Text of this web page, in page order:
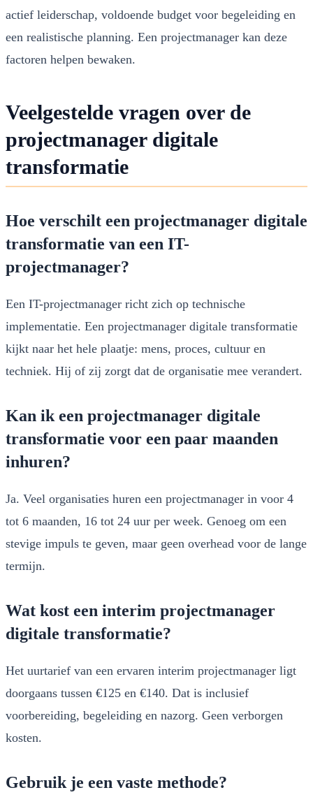
actief leiderschap, voldoende budget voor begeleiding en
een realistische planning. Een projectmanager kan deze
factoren helpen bewaken.
Veelgestelde vragen over de
projectmanager digitale
transformatie
Hoe verschilt een projectmanager digitale
transformatie van een IT-
projectmanager?
Een IT-projectmanager richt zich op technische
implementatie. Een projectmanager digitale transformatie
kijkt naar het hele plaatje: mens, proces, cultuur en
techniek. Hij of zij zorgt dat de organisatie mee verandert.
Kan ik een projectmanager digitale
transformatie voor een paar maanden
inhuren?
Ja. Veel organisaties huren een projectmanager in voor 4
tot 6 maanden, 16 tot 24 uur per week. Genoeg om een
stevige impuls te geven, maar geen overhead voor de lange
termijn.
Wat kost een interim projectmanager
digitale transformatie?
Het uurtarief van een ervaren interim projectmanager ligt
doorgaans tussen €125 en €140. Dat is inclusief
voorbereiding, begeleiding en nazorg. Geen verborgen
kosten.
Gebruik je een vaste methode?